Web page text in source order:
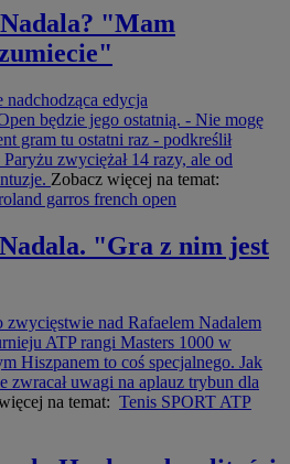
"Mam
nadchodząca edycja
będzie jego ostatnią. - Nie mogę
gram tu ostatni raz - podkreślił
zwyciężał 14 razy, ale od
Zobacz więcej na temat:
garros french open
"Gra z nim jest
zwycięstwie nad Rafaelem Nadalem
ATP rangi Masters 1000 w
Hiszpanem to coś specjalnego. Jak
zwracał uwagi na aplauz trybun dla
na temat: Tenis SPORT ATP